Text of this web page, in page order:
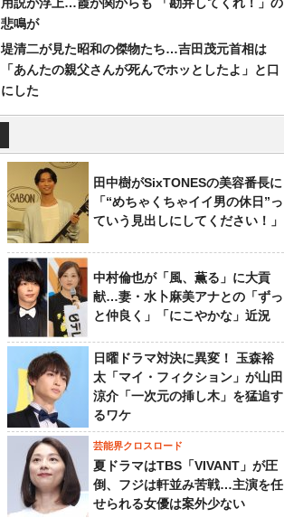
悲鳴が
堤清二が見た昭和の傑物たち…吉田茂元首相は
「あんたの親父さんが死んでホッとしたよ」と口
にした
田中樹がSixTONESの美容番長に
「“めちゃくちゃイイ男の休日”っ
ていう見出しにしてください！」
中村倫也が「風、薫る」に大貢
献…妻・水卜麻美アナとの「ずっ
と仲良く」「にこやかな」近況
日曜ドラマ対決に異変！ 玉森裕
太「マイ・フィクション」が山田
涼介「一次元の挿し木」を猛追す
るワケ
芸能界クロスロード
夏ドラマはTBS「VIVANT」が圧
倒、フジは軒並み苦戦…主演を任
せられる女優は案外少ない